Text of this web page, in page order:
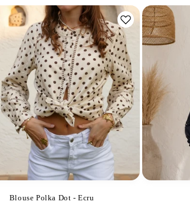
Blouse Polka Dot - Ecru